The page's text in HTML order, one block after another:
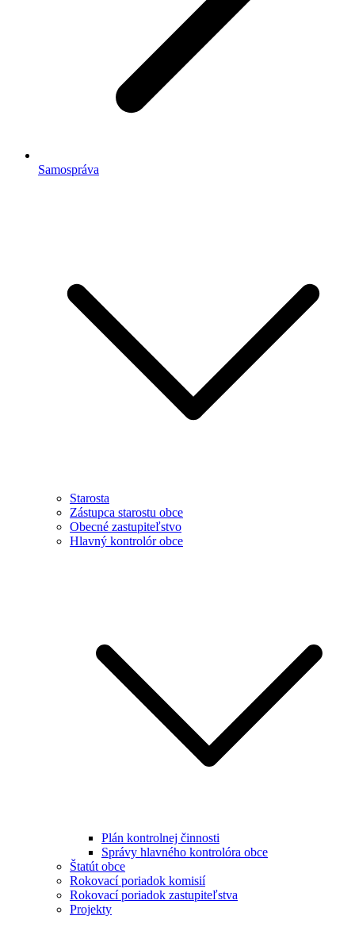
Samospráva
Starosta
Zástupca starostu obce
Obecné zastupiteľstvo
Hlavný kontrolór obce
Plán kontrolnej činnosti
Správy hlavného kontrolóra obce
Štatút obce
Rokovací poriadok komisií
Rokovací poriadok zastupiteľstva
Projekty